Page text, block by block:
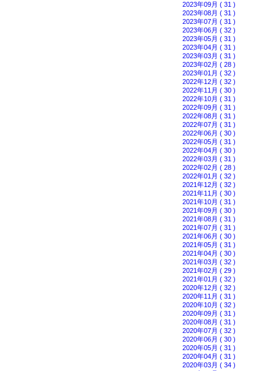
2023年09月 ( 31 )
2023年08月 ( 31 )
2023年07月 ( 31 )
2023年06月 ( 32 )
2023年05月 ( 31 )
2023年04月 ( 31 )
2023年03月 ( 31 )
2023年02月 ( 28 )
2023年01月 ( 32 )
2022年12月 ( 32 )
2022年11月 ( 30 )
2022年10月 ( 31 )
2022年09月 ( 31 )
2022年08月 ( 31 )
2022年07月 ( 31 )
2022年06月 ( 30 )
2022年05月 ( 31 )
2022年04月 ( 30 )
2022年03月 ( 31 )
2022年02月 ( 28 )
2022年01月 ( 32 )
2021年12月 ( 32 )
2021年11月 ( 30 )
2021年10月 ( 31 )
2021年09月 ( 30 )
2021年08月 ( 31 )
2021年07月 ( 31 )
2021年06月 ( 30 )
2021年05月 ( 31 )
2021年04月 ( 30 )
2021年03月 ( 32 )
2021年02月 ( 29 )
2021年01月 ( 32 )
2020年12月 ( 32 )
2020年11月 ( 31 )
2020年10月 ( 32 )
2020年09月 ( 31 )
2020年08月 ( 31 )
2020年07月 ( 32 )
2020年06月 ( 30 )
2020年05月 ( 31 )
2020年04月 ( 31 )
2020年03月 ( 34 )